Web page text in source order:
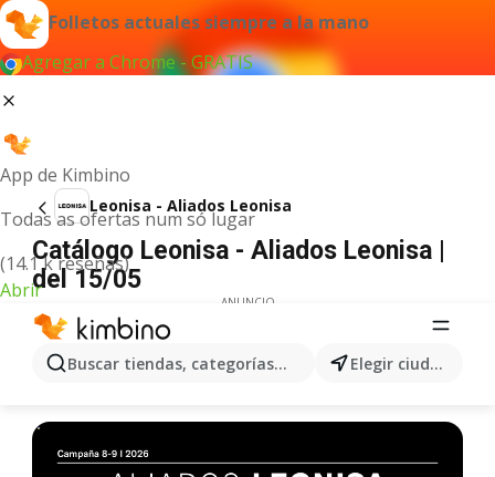
Folletos actuales siempre a la mano
Agregar a Chrome - GRATIS
App de Kimbino
Todas as ofertas num só lugar
(14.1 k reseñas)
Abrir
Buscar tiendas, categorías, productos... Elegir ciudad
Leonisa - Aliados Leonisa
Catálogo Leonisa - Aliados Leonisa |
del 15/05
ANUNCIO